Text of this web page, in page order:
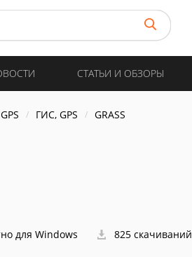
СТАТЬИ И ОБЗОРЫ
ГИС, GPS GRASS
для Windows 825 скачиваний